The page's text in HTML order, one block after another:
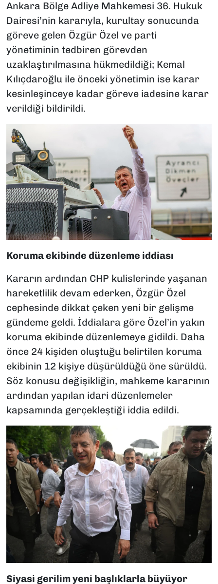
Ankara Bölge Adliye Mahkemesi 36. Hukuk
Dairesi’nin kararıyla, kurultay sonucunda
göreve gelen Özgür Özel ve parti
yönetiminin tedbiren görevden
uzaklaştırılmasına hükmedildiği; Kemal
Kılıçdaroğlu ile önceki yönetimin ise karar
kesinleşinceye kadar göreve iadesine karar
verildiği bildirildi.
Koruma ekibinde düzenleme iddiası
Kararın ardından CHP kulislerinde yaşanan
hareketlilik devam ederken, Özgür Özel
cephesinde dikkat çeken yeni bir gelişme
gündeme geldi. İddialara göre Özel’in yakın
koruma ekibinde düzenlemeye gidildi. Daha
önce 24 kişiden oluştuğu belirtilen koruma
ekibinin 12 kişiye düşürüldüğü öne sürüldü.
Söz konusu değişikliğin, mahkeme kararının
ardından yapılan idari düzenlemeler
kapsamında gerçekleştiği iddia edildi.
Siyasi gerilim yeni başlıklarla büyüyor